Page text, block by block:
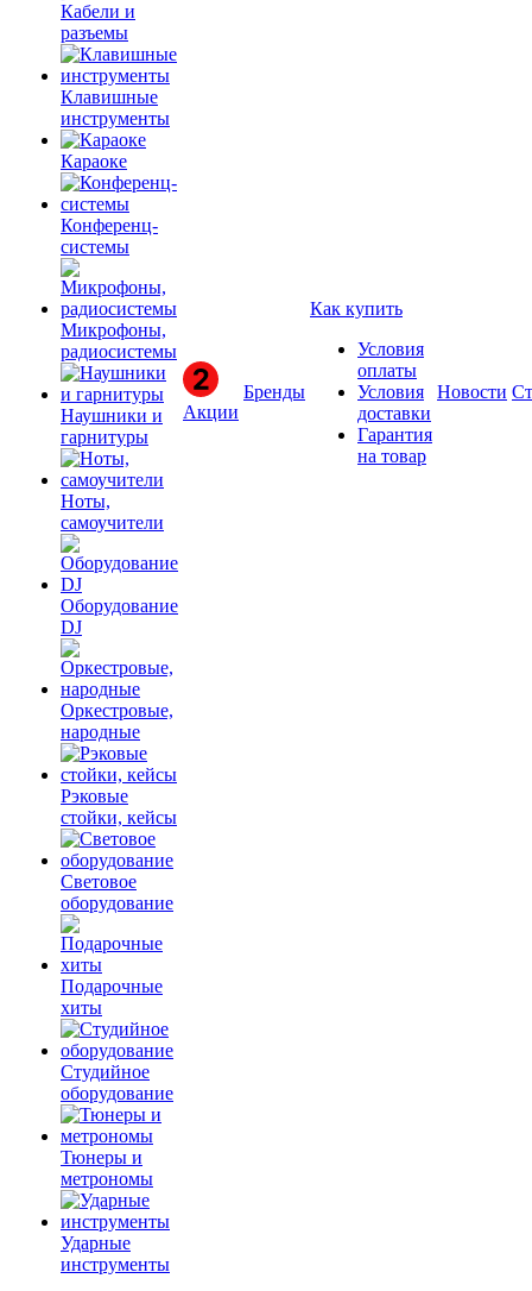
Кабели и
разъемы
Клавишные
инструменты
Караоке
Конференц-
системы
Микрофоны,
радиосистемы
Наушники и
гарнитуры
Ноты,
самоучители
Оборудование
DJ
Оркестровые,
народные
Рэковые
стойки, кейсы
Световое
оборудование
Подарочные
хиты
Студийное
оборудование
Тюнеры и
метрономы
Ударные
инструменты
Акции
Бренды
Как купить
Условия
оплаты
Условия
доставки
Гарантия
на товар
Новости